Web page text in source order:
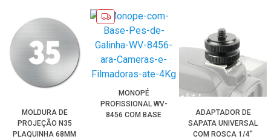
MOLDURA DE
PROJEÇÃO N35
PLAQUINHA 68MM
MONOPÉ
PROFISSIONAL WV-
8456 COM BASE
ADAPTADOR DE
SAPATA UNIVERSAL
COM ROSCA 1/4"